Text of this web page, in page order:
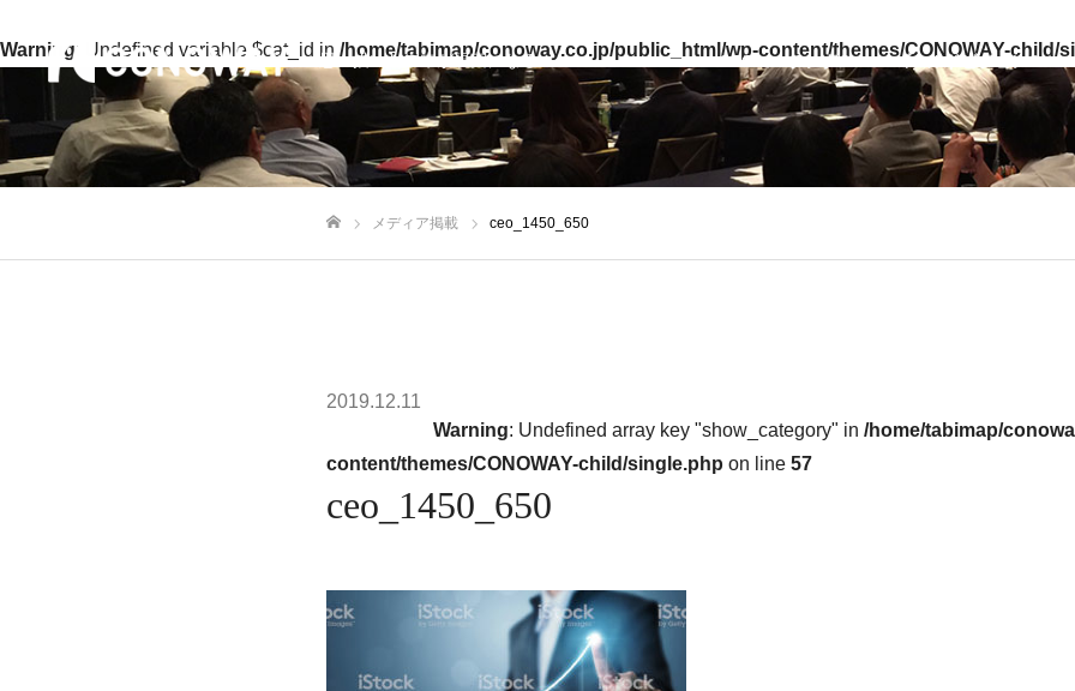
思い描いた未来が現実になる CEOコーチング® ゴールドビジョン®
Warning: Undefined variable $cat_id in /home/tabimap/conoway.co.jp/public_html/wp-content/themes/CONOWAY-child/
メディア掲載 ceo_1450_650
2019.12.11
Warning: Undefined array key "show_category" in /home/tabimap/
content/themes/CONOWAY-child/single.php on line 57
ceo_1450_650